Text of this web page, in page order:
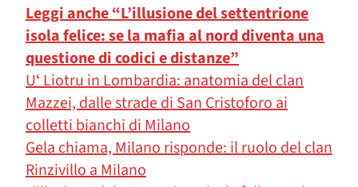
Leggi anche “L’illusione del settentrione
isola felice: se la mafia al nord diventa una
questione di codici e distanze”
Uʻ Liotru in Lombardia: anatomia del clan
Mazzei, dalle strade di San Cristoforo ai
colletti bianchi di Milano
Gela chiama, Milano risponde: il ruolo del clan
Rinzivillo a Milano